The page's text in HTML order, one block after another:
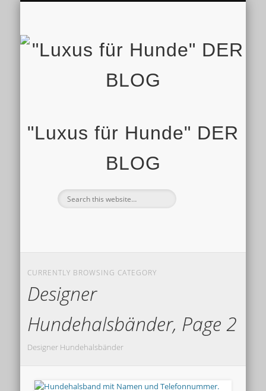
"Luxus für Hunde" DER
BLOG
CURRENTLY BROWSING CATEGORY
Designer
Hundehalsbänder, Page 2
Designer Hundehalsbänder